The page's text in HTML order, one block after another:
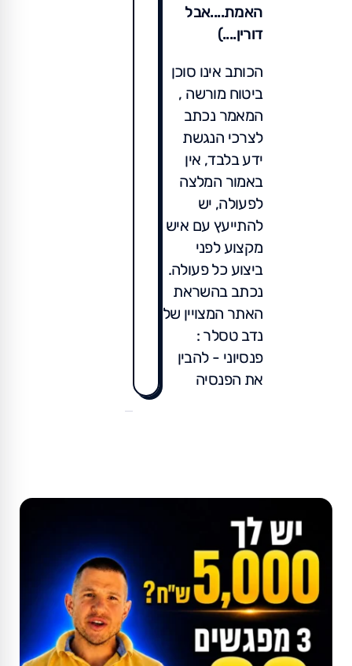
האמת....אבל
דורין....)
הכותב אינו סוכן
ביטוח מורשה ,
המאמר נכתב
לצרכי הנגשת
ידע בלבד, אין
באמור המלצה
לפעולה, יש
להתייעץ עם איש
מקצוע לפני
ביצוע כל פעולה.
נכתב בהשראת
האתר המצויין של
נדב טסלר :
פנסיוני - להבין
את הפנסיה